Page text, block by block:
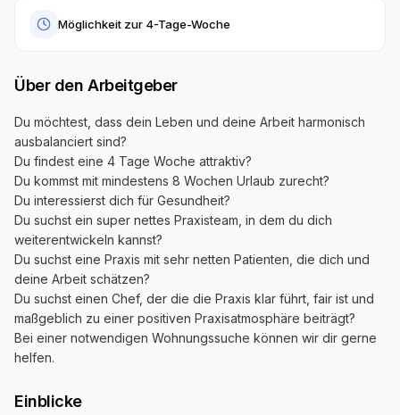
Möglichkeit zur 4-Tage-Woche
Über den Arbeitgeber
Du möchtest, dass dein Leben und deine Arbeit harmonisch
ausbalanciert sind?
Du findest eine 4 Tage Woche attraktiv?
Du kommst mit mindestens 8 Wochen Urlaub zurecht?
Du interessierst dich für Gesundheit?
Du suchst ein super nettes Praxisteam, in dem du dich
weiterentwickeln kannst?
Du suchst eine Praxis mit sehr netten Patienten, die dich und
deine Arbeit schätzen?
Du suchst einen Chef, der die die Praxis klar führt, fair ist und
maßgeblich zu einer positiven Praxisatmosphäre beiträgt?
Bei einer notwendigen Wohnungssuche können wir dir gerne
helfen.
Einblicke